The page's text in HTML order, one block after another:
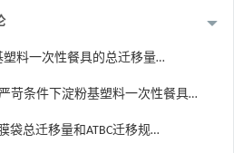
塑料一次性餐具的总迁移量
苛条件下淀粉基塑料一次性餐具
移量实验结果
袋总迁移量和ATBC迁移规律